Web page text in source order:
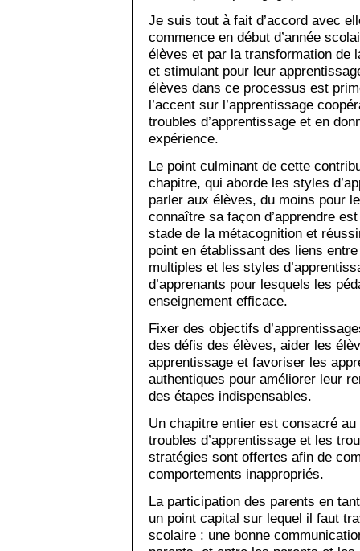
Je suis tout à fait d’accord avec
commence en début d’année
élèves et par la transformation de
et stimulant pour leur
élèves dans ce processus est
l’accent sur l’apprentissage
troubles d’apprentissage et en
expérience.
Le point culminant de cette
chapitre, qui aborde les styles
parler aux élèves, du moins pour
connaître sa façon d’apprendre
stade de la métacognition et
point en établissant des liens
multiples et les styles
d’apprenants pour lesquels les
enseignement efficace.
Fixer des objectifs
des défis des élèves, aider les
apprentissage et favoriser les
authentiques pour améliorer leur
des étapes indispensables.
Un chapitre entier est consacré
troubles d’apprentissage et les
stratégies sont offertes afin de
comportements inappropriés.
La participation des parents en
un point capital sur lequel il faut
scolaire : une bonne